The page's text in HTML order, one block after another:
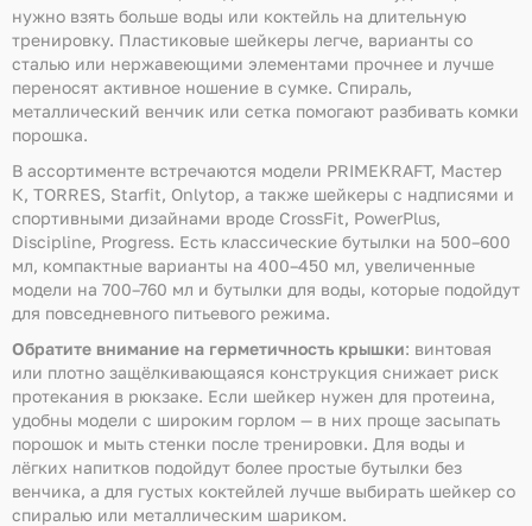
нужно взять больше воды или коктейль на длительную
тренировку. Пластиковые шейкеры легче, варианты со
сталью или нержавеющими элементами прочнее и лучше
переносят активное ношение в сумке. Спираль,
металлический венчик или сетка помогают разбивать комки
порошка.
В ассортименте встречаются модели PRIMEKRAFT, Мастер
К, TORRES, Starfit, Onlytop, а также шейкеры с надписями и
спортивными дизайнами вроде CrossFit, PowerPlus,
Discipline, Progress. Есть классические бутылки на 500–600
мл, компактные варианты на 400–450 мл, увеличенные
модели на 700–760 мл и бутылки для воды, которые подойдут
для повседневного питьевого режима.
Обратите внимание на герметичность крышки: винтовая
или плотно защёлкивающаяся конструкция снижает риск
протекания в рюкзаке. Если шейкер нужен для протеина,
удобны модели с широким горлом — в них проще засыпать
порошок и мыть стенки после тренировки. Для воды и
лёгких напитков подойдут более простые бутылки без
венчика, а для густых коктейлей лучше выбирать шейкер со
спиралью или металлическим шариком.